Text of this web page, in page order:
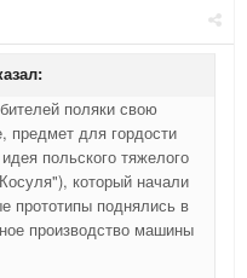
поляки свою
предмет для гордости
польского тяжелого
который начали
прототипы поднялись в
производство машины